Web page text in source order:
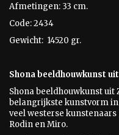
Afmetingen: 33 cm.
Code: 2434
Gewicht: 14520 gr.
Shona beeldhouwkunst
Shona beeldhouwkunst uit
belangrijkste kunstvorm
veel westerse
Rodin en Miro.